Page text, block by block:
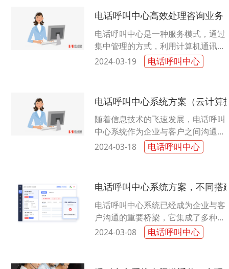
电话呼叫中心高效处理咨询业务
电话呼叫中心是一种服务模式，通过
集中管理的方式，利用计算机通讯技
术处理来自企业或顾客的咨询需求。
这种服务模式帮助企业高效地处理大
2024-03-19 电话呼叫中心
电话呼叫中心系统方案（云计算
随着信息技术的飞速发展，电话呼叫
中心系统作为企业与客户之间沟通的
重要桥梁，正面临着多样化的通讯方
式和数据安全挑战。在构建高效、安
2024-03-18 电话呼叫中心
电话呼叫中心系统方案，不同搭
电话呼叫中心系统已经成为企业与客
户沟通的重要桥梁，它集成了多种通
讯方式，以满足企业与客户之间的多
样化沟通需求。...
2024-03-08 电话呼叫中心